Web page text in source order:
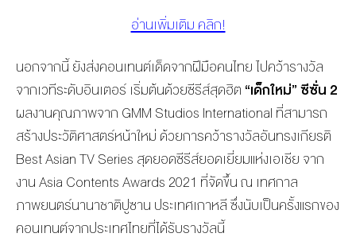
อ่านเพิ่มเติม คลิก!
นอกจากนี้ ยังส่งคอนเทนต์เด็ดจากฝีมือคนไทย ไปคว้ารางวัล
จากเวทีระดับอินเตอร์ เริ่มต้นด้วยซีรีส์สุดฮิต “เด็กใหม่” ซีซั่น 2
ผลงานคุณภาพจาก GMM Studios International ที่สามารถ
สร้างประวัติศาสตร์หน้าใหม่ ด้วยการคว้ารางวัลอันทรงเกียรติ
Best Asian TV Series สุดยอดซีรีส์ยอดเยี่ยมแห่งเอเชีย จาก
งาน Asia Contents Awards 2021 ที่จัดขึ้น ณ เทศกาล
ภาพยนตร์นานาชาติปูซาน ประเทศเกาหลี ซึ่งนับเป็นครั้งแรกของ
คอนเทนต์จากประเทศไทยที่ได้รับรางวัลนี้